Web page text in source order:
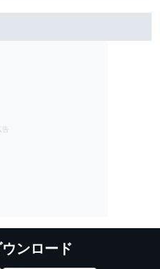
めている」
ンロード